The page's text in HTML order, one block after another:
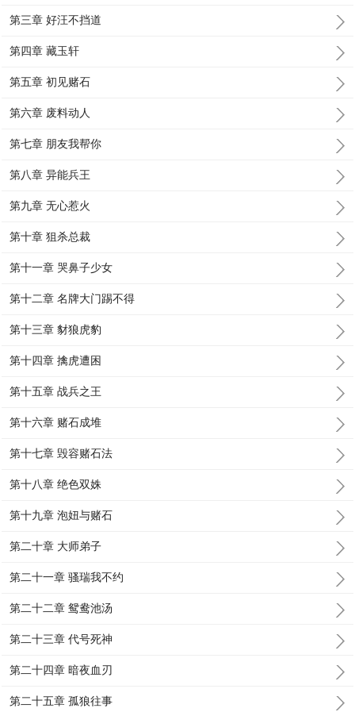
第三章 好汪不挡道
第四章 藏玉轩
第五章 初见赌石
第六章 废料动人
第七章 朋友我帮你
第八章 异能兵王
第九章 无心惹火
第十章 狙杀总裁
第十一章 哭鼻子少女
第十二章 名牌大门踢不得
第十三章 豺狼虎豹
第十四章 擒虎遭困
第十五章 战兵之王
第十六章 赌石成堆
第十七章 毁容赌石法
第十八章 绝色双姝
第十九章 泡妞与赌石
第二十章 大师弟子
第二十一章 骚瑞我不约
第二十二章 鸳鸯池汤
第二十三章 代号死神
第二十四章 暗夜血刃
第二十五章 孤狼往事